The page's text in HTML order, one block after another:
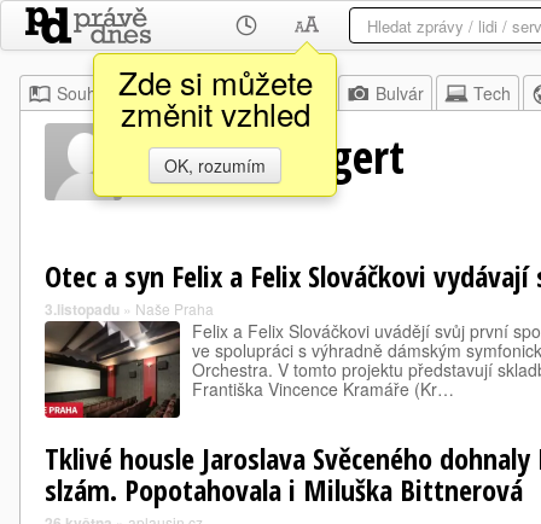
Zde si můžete
změnit vzhled
OK, rozumím
Souhrn Moje Z domova Bulvár Tech
Richard Liegert
Otec a syn Felix a Felix Slováčkovi
3.listopadu » Naše Praha
Felix a Felix Slováčkovi uvádějí svůj první
ve spolupráci s výhradně dámským
Orchestra. V tomto projektu představují
Františka Vincence Kramáře (Kr…
Tklivé housle Jaroslava Svěceného
slzám. Popotahovala i Miluška Bittnerová